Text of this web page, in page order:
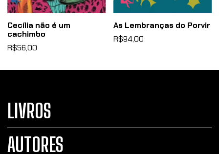
Cecília não é um
cachimbo
R$56,00
As Lembranças do Porvir
R$94,00
LIVROS
AUTORES